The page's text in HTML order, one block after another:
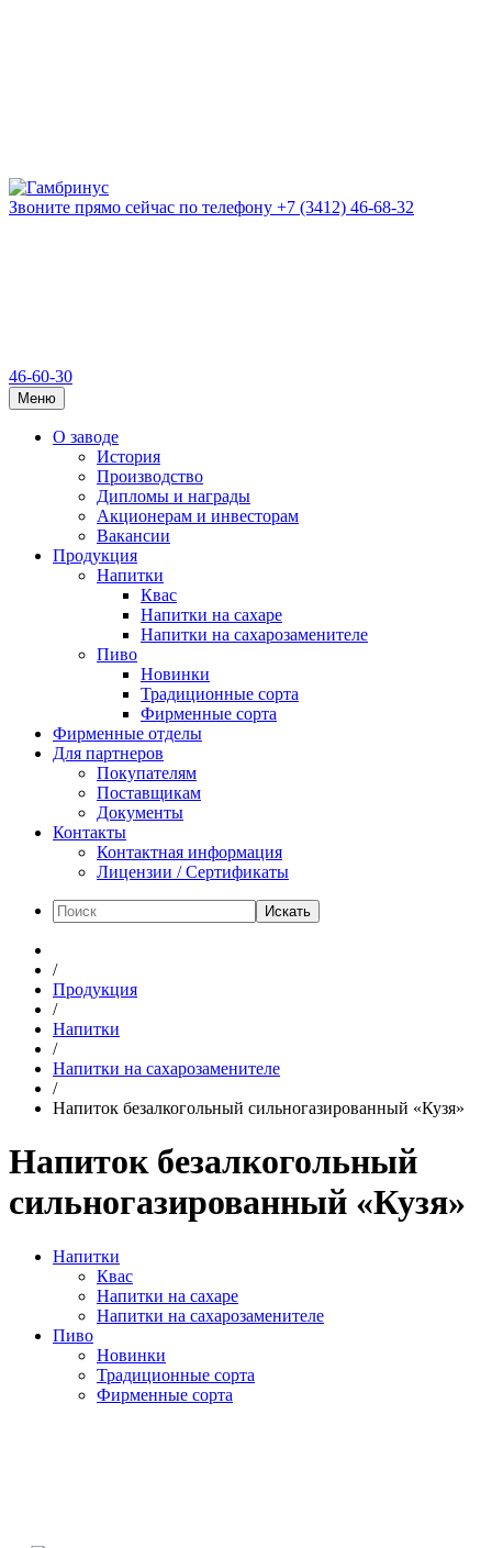
Звоните прямо сейчас по телефону +7 (3412) 46-68-32
46-60-30
Меню
О заводе
История
Производство
Дипломы и награды
Акционерам и инвесторам
Вакансии
Продукция
Напитки
Квас
Напитки на сахаре
Напитки на сахарозаменителе
Пиво
Новинки
Традиционные сорта
Фирменные сорта
Фирменные отделы
Для партнеров
Покупателям
Поставщикам
Документы
Контакты
Контактная информация
Лицензии / Сертификаты
Искать
/
Продукция
/
Напитки
/
Напитки на сахарозаменителе
/
Напиток безалкогольный сильногазированный «Кузя»
Напиток безалкогольный
сильногазированный «Кузя»
Напитки
Квас
Напитки на сахаре
Напитки на сахарозаменителе
Пиво
Новинки
Традиционные сорта
Фирменные сорта